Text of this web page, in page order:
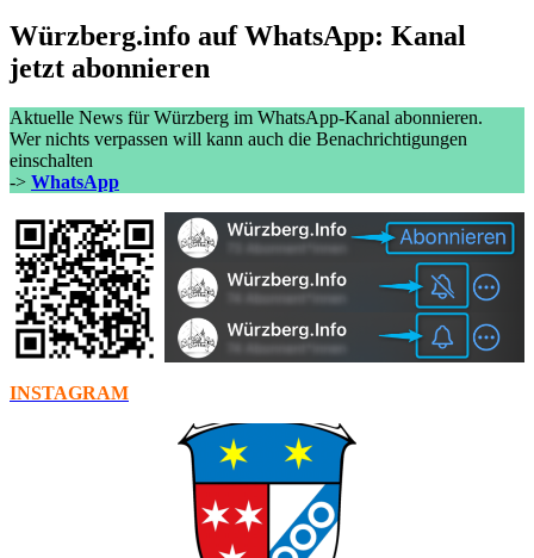
Würzberg.info auf WhatsApp: Kanal
jetzt abonnieren
Aktuelle News für Würzberg im WhatsApp-Kanal abonnieren.
Wer nichts verpassen will kann auch die Benachrichtigungen
einschalten
-> WhatsApp
INSTAGRAM